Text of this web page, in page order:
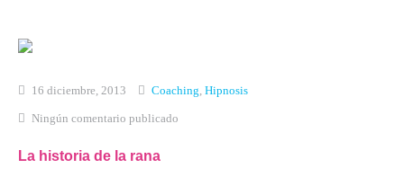
Inicio
El Modelo Crea-t
Servicios
16 diciembre, 2013 Coaching Hipnosis
Ningún comentario publicado
La historia de la rana